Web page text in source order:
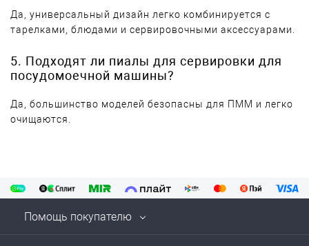
Да, универсальный дизайн легко комбинируется с
тарелками, блюдами и сервировочными аксессуарами.
5. Подходят ли пиалы для сервировки для
посудомоечной машины?
Да, большинство моделей безопасны для ПММ и легко
очищаются.
Помощь покупателю